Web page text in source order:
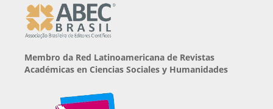
Membro da Red Latinoamericana de Revistas
Académicas en Ciencias Sociales y Humanidades